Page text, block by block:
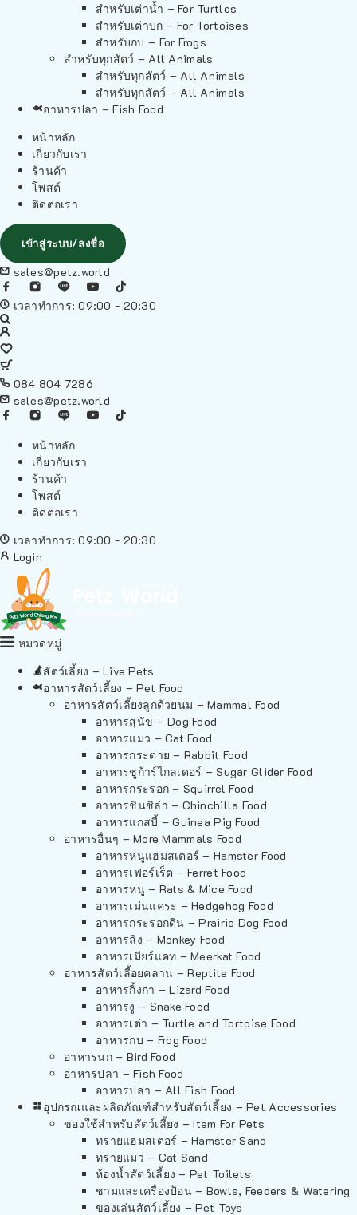
สำหรับเต่าน้ำ – For Turtles
สำหรับเต่าบก – For Tortoises
สำหรับกบ – For Frogs
สำหรับทุกสัตว์ – All Animals
สำหรับทุกสัตว์ – All Animals
สำหรับทุกสัตว์ – All Animals
อาหารปลา – Fish Food
หน้าหลัก
เกี่ยวกับเรา
ร้านค้า
โพสต์
ติดต่อเรา
เข้าสู่ระบบ/ลงชื่อ
sales@petz.world
เวลาทำการ: 09:00 - 20:30
084 804 7286
sales@petz.world
หน้าหลัก
เกี่ยวกับเรา
ร้านค้า
โพสต์
ติดต่อเรา
เวลาทำการ: 09:00 - 20:30
Login
หมวดหมู่
สัตว์เลี้ยง – Live Pets
อาหารสัตว์เลี้ยง – Pet Food
อาหารสัตว์เลี้ยงลูกด้วยนม – Mammal Food
อาหารสุนัข – Dog Food
อาหารแมว – Cat Food
อาหารกระต่าย – Rabbit Food
อาหารชูก้าร์ไกลเดอร์ – Sugar Glider Food
อาหารกระรอก – Squirrel Food
อาหารชินชิล่า – Chinchilla Food
อาหารแกสบี้ – Guinea Pig Food
อาหารอื่นๆ – More Mammals Food
อาหารหนูแฮมสเตอร์ – Hamster Food
อาหารเฟอร์เร็ต – Ferret Food
อาหารหนู – Rats & Mice Food
อาหารเม่นแคระ – Hedgehog Food
อาหารกระรอกดิน – Prairie Dog Food
อาหารลิง – Monkey Food
อาหารเมียร์แคท – Meerkat Food
อาหารสัตว์เลี้อยคลาน – Reptile Food
อาหารกิ้งก่า – Lizard Food
อาหารงู – Snake Food
อาหารเต่า – Turtle and Tortoise Food
อาหารกบ – Frog Food
อาหารนก – Bird Food
อาหารปลา – Fish Food
อาหารปลา – All Fish Food
อุปกรณและผลิตภัณฑ์สำหรับสัตว์เลี้ยง – Pet Accessories
ของใช้สำหรับสัตว์เลี้ยง – Item For Pets
ทรายแฮมสเตอร์ – Hamster Sand
ทรายแมว – Cat Sand
ห้องน้ำสัตว์เลี้ยง – Pet Toilets
ชามและเครื่องป้อน – Bowls, Feeders & Watering
ของเล่นสัตว์เลี้ยง – Pet Toys